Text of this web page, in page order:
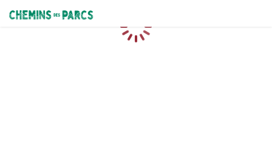
Chemins des Parcs
Caricamento